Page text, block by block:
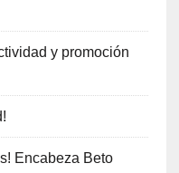
y promoción
Encabeza Beto